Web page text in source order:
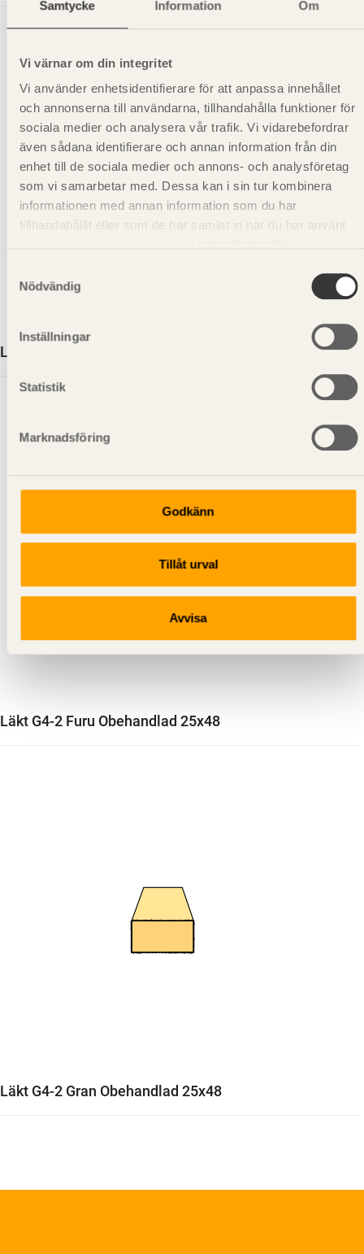
Samtycke Information Om
Vi värnar om din integritet
Vi använder enhetsidentifierare för att anpassa innehållet
och annonserna till användarna, tillhandahålla funktioner för
sociala medier och analysera vår trafik. Vi vidarebefordrar
även sådana identifierare och annan information från din
enhet till de sociala medier och annons- och analysföretag
som vi samarbetar med. Dessa kan i sin tur kombinera
informationen med annan information som du har
tillhandahållit eller som de har samlat in när du har använt
Nödvändig
Inställningar
Statistik
Marknadsföring
Godkänn
Tillåt urval
Avvisa
Läkt G4-2 Gran Obehandlad 25x38
Läkt G4-2 Furu Obehandlad 25x48
Läkt G4-2 Gran Obehandlad 25x48